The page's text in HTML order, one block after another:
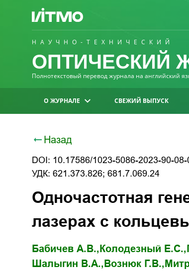
НАУЧНО-ТЕХНИЧЕСКИЙ
ОПТИЧЕСКИЙ
Полнотекстовый перевод журнала на английский
О ЖУРНАЛЕ СВЕЖИЙ ВЫПУСК
Назад
DOI: 10.17586/1023-5086-2023-90-
УДК: 621.373.826; 681.7.069.24
Одночастотная
лазерах с
Бабичев А.В., Колодезный Е.С.,
Шалыгин В.А., Вознюк Г.В.,